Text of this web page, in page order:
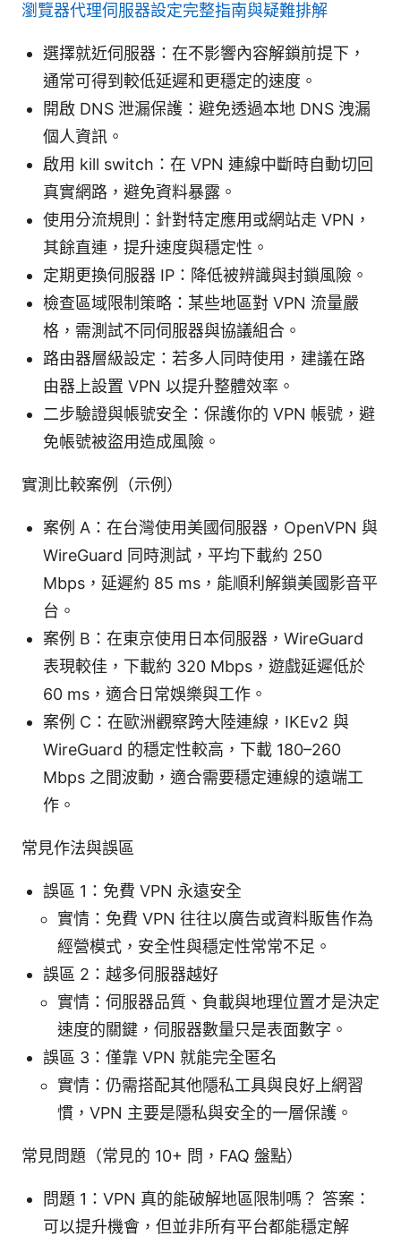
瀏覽器代理伺服器設定完整指南與疑難排解
選擇就近伺服器：在不影響內容解鎖前提下，
通常可得到較低延遲和更穩定的速度。
開啟 DNS 泄漏保護：避免透過本地 DNS 洩漏
個人資訊。
啟用 kill switch：在 VPN 連線中斷時自動切回
真實網路，避免資料暴露。
使用分流規則：針對特定應用或網站走 VPN，
其餘直連，提升速度與穩定性。
定期更換伺服器 IP：降低被辨識與封鎖風險。
檢查區域限制策略：某些地區對 VPN 流量嚴
格，需測試不同伺服器與協議組合。
路由器層級設定：若多人同時使用，建議在路
由器上設置 VPN 以提升整體效率。
二步驗證與帳號安全：保護你的 VPN 帳號，避
免帳號被盜用造成風險。
實測比較案例（示例）
案例 A：在台灣使用美國伺服器，OpenVPN 與
WireGuard 同時測試，平均下載約 250
Mbps，延遲約 85 ms，能順利解鎖美國影音平
台。
案例 B：在東京使用日本伺服器，WireGuard
表現較佳，下載約 320 Mbps，遊戲延遲低於
60 ms，適合日常娛樂與工作。
案例 C：在歐洲觀察跨大陸連線，IKEv2 與
WireGuard 的穩定性較高，下載 180–260
Mbps 之間波動，適合需要穩定連線的遠端工
作。
常見作法與誤區
誤區 1：免費 VPN 永遠安全
實情：免費 VPN 往往以廣告或資料販售作為
經營模式，安全性與穩定性常常不足。
誤區 2：越多伺服器越好
實情：伺服器品質、負載與地理位置才是決定
速度的關鍵，伺服器數量只是表面數字。
誤區 3：僅靠 VPN 就能完全匿名
實情：仍需搭配其他隱私工具與良好上網習
慣，VPN 主要是隱私與安全的一層保護。
常見問題（常見的 10+ 問，FAQ 盤點）
問題 1：VPN 真的能破解地區限制嗎？ 答案：
可以提升機會，但並非所有平台都能穩定解